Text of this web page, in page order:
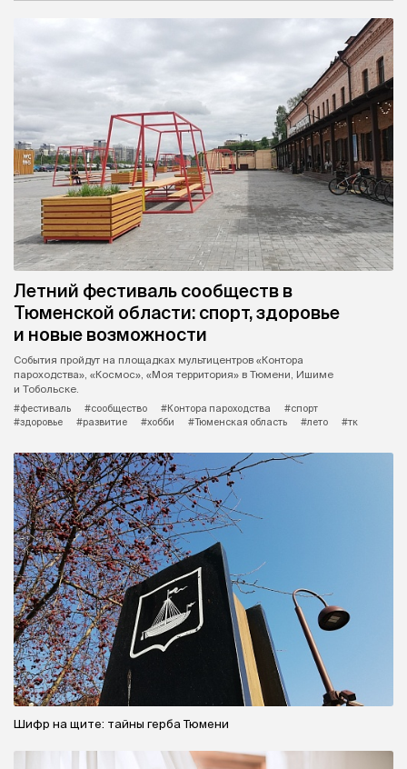
Летний фестиваль сообществ в
Тюменской области: спорт, здоровье
и новые возможности
События пройдут на площадках мультицентров «Контора
пароходства», «Космос», «Моя территория» в Тюмени, Ишиме
и Тобольске.
#фестиваль
#сообщество #Контора пароходства
#спорт
#здоровье
#развитие #хобби #Тюменская область #лето #тк
Шифр на щите: тайны герба Тюмени